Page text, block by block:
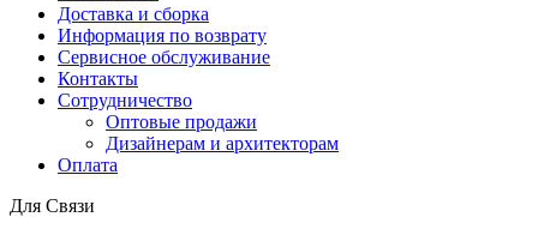
Доставка и сборка
Информация по возврату
Сервисное обслуживание
Контакты
Сотрудничество
Оптовые продажи
Дизайнерам и архитекторам
Оплата
Для Связи